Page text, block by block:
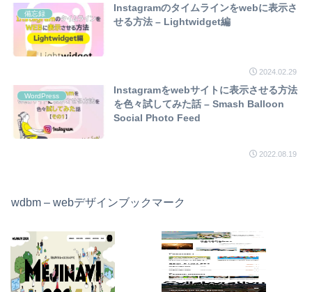
備忘録
Instagramのタイムラインをwebに表示さ
せる方法 – Lightwidget編
2024.02.29
WordPress
Instagramをwebサイトに表示させる方法
を色々試してみた話 – Smash Balloon
Social Photo Feed
2022.08.19
wdbm – webデザインブックマーク